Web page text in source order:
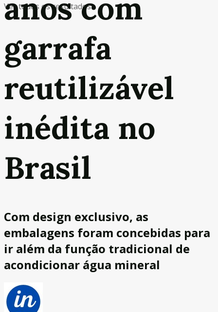
Ver todos os resultados
anos com
garrafa
reutilizável
inédita no
Brasil
Com design exclusivo, as
embalagens foram concebidas para
ir além da função tradicional de
acondicionar água mineral